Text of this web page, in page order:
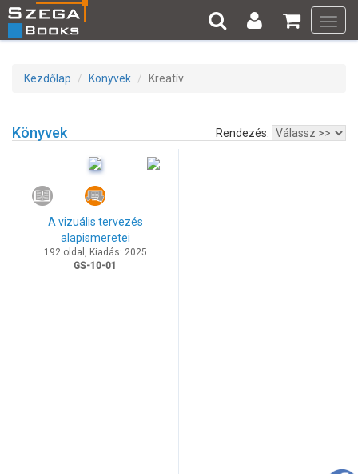
Kezdőlap Könyvek Kreatív
Könyvek Rendezés:
A vizuális tervezés
alapismeretei
192 oldal, Kiadás: 2025
GS-10-01